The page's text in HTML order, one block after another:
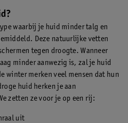
waarbij je huid minder talg en
Deze natuurlijke vetten
tegen droogte. Wanneer
minder aanwezig is, zal je huid
winter merken veel mensen dat hun
huid herken je aan
zetten ze voor je op een rij:
uit